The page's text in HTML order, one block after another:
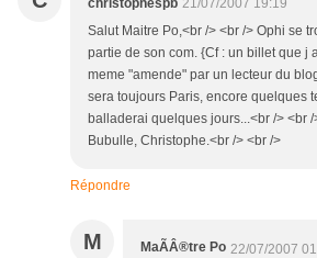
christophespb 21/07/2007 19:19
Salut Maitre Po,<br /> <br /> Ophi se
partie de son com. {Cf : un billet que j
meme "amende" par un lecteur du
sera toujours Paris, encore quelques
balladerai quelques jours...<br /> <br /
Bubulle, Christophe.<br /> <br />
Répondre
M MaÃÂ®tre Po 22/07/2007